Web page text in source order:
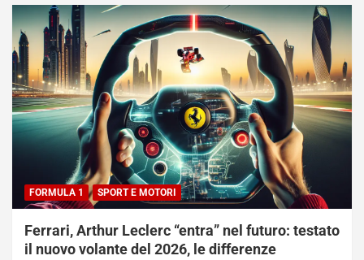
FORMULA 1 SPORT E MOTORI
Ferrari, Arthur Leclerc “entra” nel futuro: testato
il nuovo volante del 2026, le differenze